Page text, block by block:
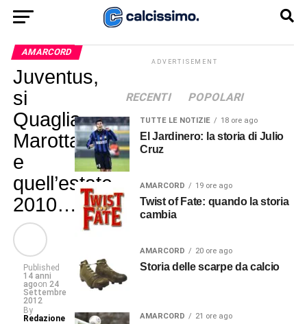
AMARCORD
Juventus,
si
Quaglia,
Marotta
e
quell’estate
2010…
Published
14 anni
agoon 24
Settembre
2012
By
Redazione
ADVERTISEMENT
RECENTI POPOLARI
TUTTE LE NOTIZIE 18 ore ago
El Jardinero: la storia di Julio
Cruz
AMARCORD 19 ore ago
Twist of Fate: quando la storia
cambia
AMARCORD 20 ore ago
Storia delle scarpe da calcio
AMARCORD 21 ore ago